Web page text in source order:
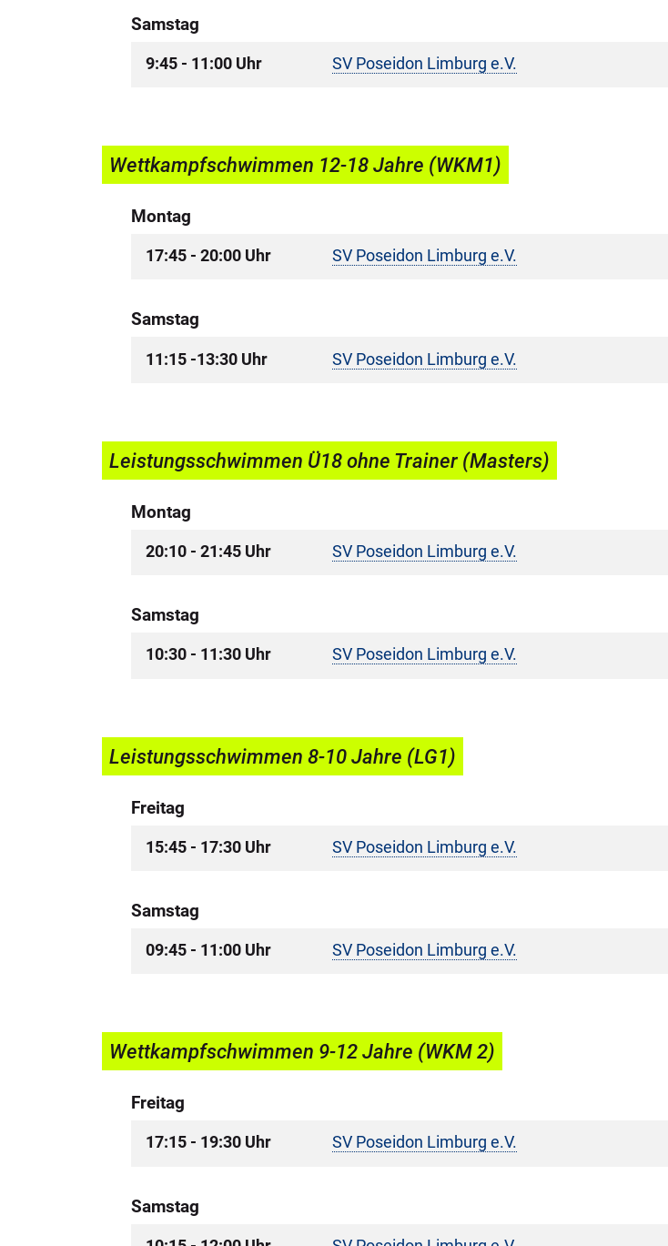
Samstag
9:45 - 11:00 Uhr SV Poseidon Limburg e.V.
Wettkampfschwimmen 12-18 Jahre (WKM1)
Montag
17:45 - 20:00 Uhr SV Poseidon Limburg e.V.
Samstag
11:15 -13:30 Uhr SV Poseidon Limburg e.V.
Leistungsschwimmen Ü18 ohne Trainer (Masters)
Montag
20:10 - 21:45 Uhr SV Poseidon Limburg e.V.
Samstag
10:30 - 11:30 Uhr SV Poseidon Limburg e.V.
Leistungsschwimmen 8-10 Jahre (LG1)
Freitag
15:45 - 17:30 Uhr SV Poseidon Limburg e.V.
Samstag
09:45 - 11:00 Uhr SV Poseidon Limburg e.V.
Wettkampfschwimmen 9-12 Jahre (WKM 2)
Freitag
17:15 - 19:30 Uhr SV Poseidon Limburg e.V.
Samstag